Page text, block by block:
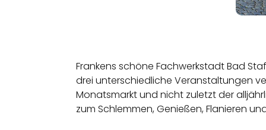
Frankens schöne Fachwerkstadt Bad
drei unterschiedliche Veranstaltungen
Monatsmarkt und nicht zuletzt der
zum Schlemmen, Genießen, Flanieren